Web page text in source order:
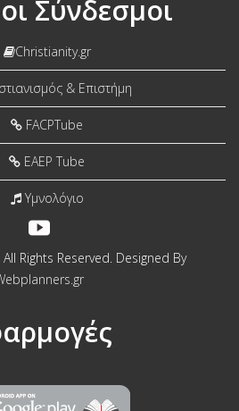
Σύνδεσμοι
Christianity.gr
& Επιστήμη
FACPTube
EAEP Tube
Υμνολόγιο
Rights Reserved. Designed By